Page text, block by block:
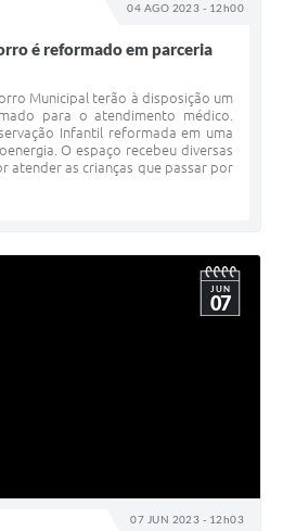
04 AGO 2023 - 12h00
é reformado em parceria
Municipal terão à disposição um
para o atendimento médico.
Infantil reformada em uma
O espaço recebeu diversas
atender as crianças que passar por
07 JUN 2023 - 12h03
JUN
07